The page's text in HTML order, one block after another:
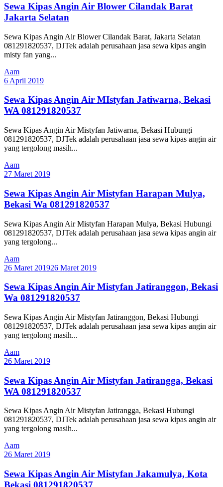
Sewa Kipas Angin Air Blower Cilandak Barat
Jakarta Selatan
Sewa Kipas Angin Air Blower Cilandak Barat, Jakarta Selatan
081291820537, DJTek adalah perusahaan jasa sewa kipas angin
misty fan yang...
Aam
6 April 2019
Sewa Kipas Angin Air MIstyfan Jatiwarna, Bekasi
WA 081291820537
Sewa Kipas Angin Air Mistyfan Jatiwarna, Bekasi Hubungi
081291820537, DJTek adalah perusahaan jasa sewa kipas angin air
yang tergolong masih...
Aam
27 Maret 2019
Sewa Kipas Angin Air Mistyfan Harapan Mulya,
Bekasi Wa 081291820537
Sewa Kipas Angin Air Mistyfan Harapan Mulya, Bekasi Hubungi
081291820537, DJTek adalah perusahaan jasa sewa kipas angin air
yang tergolong...
Aam
26 Maret 201926 Maret 2019
Sewa Kipas Angin Air Mistyfan Jatiranggon, Bekasi
Wa 081291820537
Sewa Kipas Angin Air Mistyfan Jatiranggon, Bekasi Hubungi
081291820537, DJTek adalah perusahaan jasa sewa kipas angin air
yang tergolong masih...
Aam
26 Maret 2019
Sewa Kipas Angin Air Mistyfan Jatirangga, Bekasi
WA 081291820537
Sewa Kipas Angin Air Mistyfan Jatirangga, Bekasi Hubungi
081291820537, DJTek adalah perusahaan jasa sewa kipas angin air
yang tergolong masih...
Aam
26 Maret 2019
Sewa Kipas Angin Air Mistyfan Jakamulya, Kota
Bekasi 081291820537